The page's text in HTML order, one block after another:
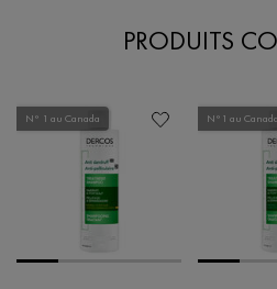
PRODUITS
N° 1 au Canada N°1 au Canada